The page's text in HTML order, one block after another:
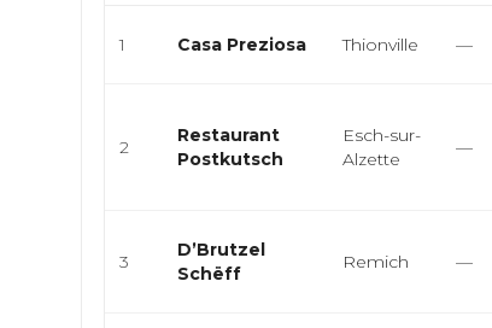
1 Casa Preziosa Thionville —
2
Restaurant
Postkutsch
Esch-sur-
Alzette
—
3
D’Brutzel
Schëff
Remich —